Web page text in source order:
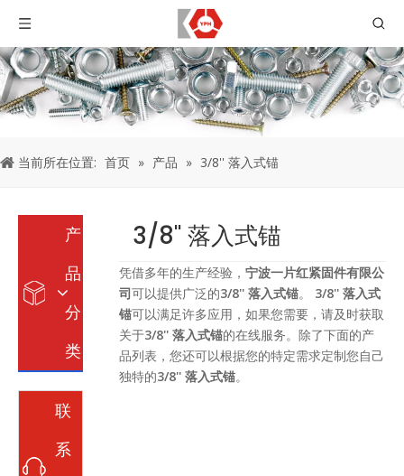
当前所在位置: 首页 » 产品 » 3/8'' 落入式锚
产
品
分
类
联
系
3/8'' 落入式锚
凭借多年的生产经验， 宁波一片红紧固件有限公
司可以提供广泛的3/8'' 落入式锚。 3/8'' 落入式
锚可以满足许多应用，如果您需要，请及时获取
关于3/8'' 落入式锚的在线服务。除了下面的产
品列表，您还可以根据您的特定需求定制您自己
独特的3/8'' 落入式锚。